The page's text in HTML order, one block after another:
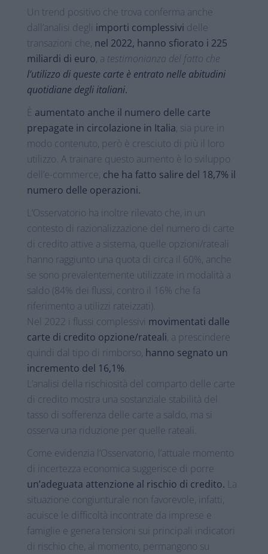
Un trend positivo che trova conferma anche
dall’analisi degli importi complessivi delle
transazioni che, nel 2022, hanno sfiorato i 225
miliardi di euro, a testimonianza del fatto che
l’utilizzo di queste carte è entrato nelle abitudini
quotidiane degli italiani.
È aumentato anche il numero delle carte
prepagate in circolazione in Italia, sia pure in
modo contenuto, però è cresciuto di più il loro
utilizzo. A trainare questo aumento è lo sviluppo
dell’e-commerce, che ha fatto salire del 18,7% il
numero delle operazioni.
L’Osservatorio ha inoltre rilevato che, in un
contesto di razionalizzazione del numero di carte
di credito attive a sistema, quelle opzioni/rateali
hanno raggiunto una quota di circa il 60%, anche
se sono prevalentemente utilizzate in modalità a
saldo (84% dei flussi, contro il 16% che fa
riferimento a utilizzi rateizzati).
Nel 2022 i flussi complessivi movimentati dalle
carte di credito opzione/rateali, a prescindere
quindi dal tipo di rimborso, hanno segnato un
incremento del 16,1%.
L’analisi della rischiosità del comparto delle carte
di credito mostra una sostanziale stabilità del
tasso di sofferenza delle carte a saldo, ma si
osserva una riduzione per quelle rateali.
Come evidenzia l’Osservatorio, l’attuale momento
di incertezza economica suggerisce di porre
un’adeguata attenzione al rischio di credito. La
situazione congiunturale non favorevole, infatti,
acuisce le difficoltà incontrate da imprese e
famiglie e genera tensioni sui principali indicatori
di rischio che, al momento, permangono su